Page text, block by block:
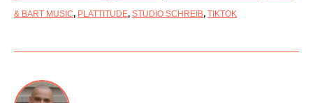
& BART MUSIC, PLATTITUDE, STUDIO SCHREIB, TIKTOK